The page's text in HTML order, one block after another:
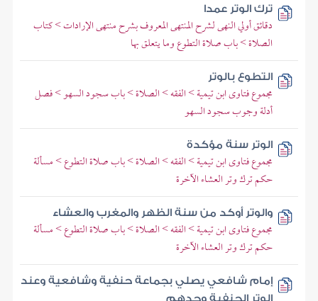
ترك الوتر عمدا
دقائق أولي النهى لشرح المنتهى المعروف بشرح منتهى الإرادات > كتاب
الصلاة > باب صلاة التطوع وما يتعلق بها
التطوع بالوتر
مجموع فتاوى ابن تيمية > الفقه > الصلاة > باب سجود السهو > فصل
أدلة وجوب سجود السهو
الوتر سنة مؤكدة
مجموع فتاوى ابن تيمية > الفقه > الصلاة > باب صلاة التطوع > مسألة
حكم ترك وتر العشاء الآخرة
والوتر أوكد من سنة الظهر والمغرب والعشاء
مجموع فتاوى ابن تيمية > الفقه > الصلاة > باب صلاة التطوع > مسألة
حكم ترك وتر العشاء الآخرة
إمام شافعي يصلي بجماعة حنفية وشافعية وعند
الوتر الحنفية وحدهم